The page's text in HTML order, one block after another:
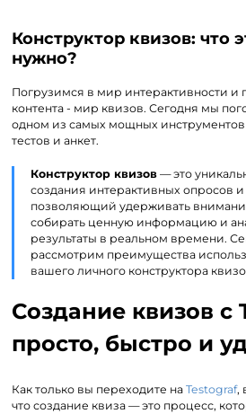
Конструктор квизов: что
нужно?
Погрузимся в мир интерактивности и
контента - мир квизов. Сегодня мы
одном из самых мощных инструментов
тестов и анкет.
Конструктор квизов — это
создания интерактивных опросов и
позволяющий удерживать
собирать ценную информацию и
результаты в реальном времени.
рассмотрим преимущества
вашего личного конструктора
Создание квизов с
просто, быстро и
Как только вы переходите наTestograf,
что создание квиза — это процесс,